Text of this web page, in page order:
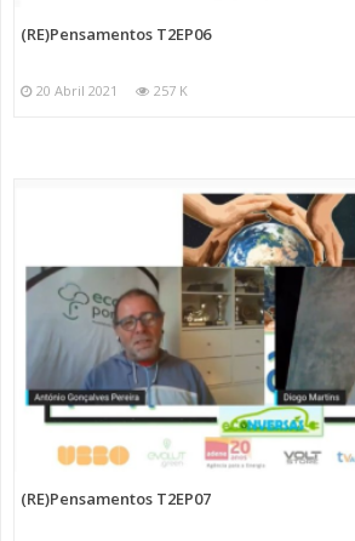
(RE)Pensamentos T2EP06
20 Abril 2021 257 K
(RE)Pensamentos T2EP07